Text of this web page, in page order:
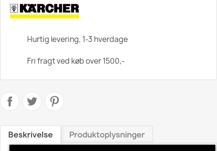
Hurtig levering, 1-3 hverdage
Fri fragt ved køb over 1500,-
Beskrivelse Produktoplysninger